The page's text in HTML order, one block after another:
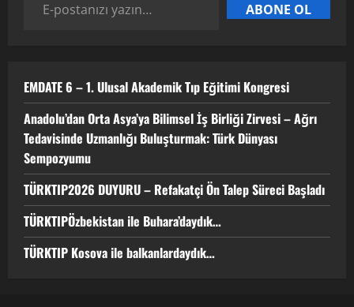
ABONE OL
EMDATE 6 – 1. Ulusal Akademik Tıp Eğitimi Kongresi
Anadolu’dan Orta Asya’ya Bilimsel İş Birliği Zirvesi – Ağrı
Tedavisinde Uzmanlığı Buluşturmak: Türk Dünyası
Sempozyumu
TÜRKTIP2026 DUYURU – Refakatçi Ön Talep Süreci Başladı
TÜRKTIPÖzbekistan ile Buhara’daydık…
TÜRKTIP Kosova ile balkanlardaydık…